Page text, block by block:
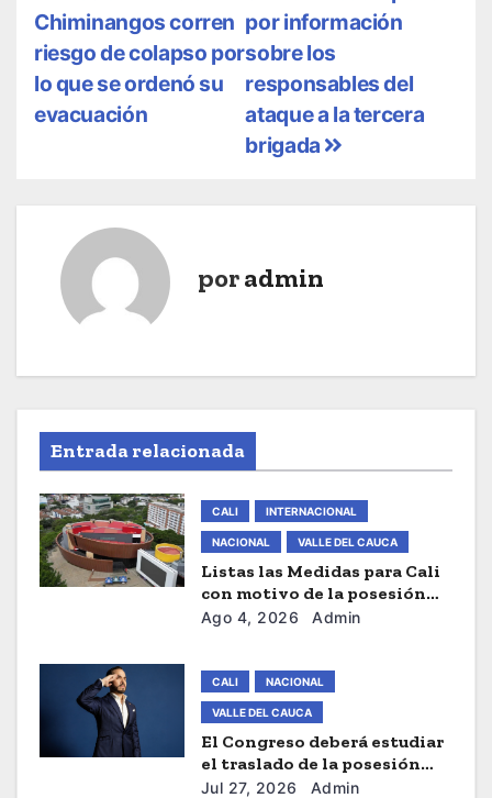
a
v
e
d
e
e
n
r
a
d
por información
sobre los
responsables del
ataque a la tercera
brigada
Chiminangos corren
riesgo de colapso por
lo que se ordenó su
evacuación
poradmin
Entrada relacionada
CALI INTERNACIONAL
NACIONAL VALLE DEL CAUCA
Listas las Medidas para Cali
con motivo de la posesión
presidencial de este Viernes
Ago 4, 2026 Admin
CALI NACIONAL
VALLE DEL CAUCA
El Congreso deberá estudiar
el traslado de la posesión
presidencial de Abelardo De
Jul 27, 2026 Admin